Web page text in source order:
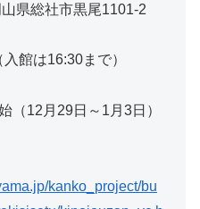
県総社市黒尾1101-2
館は16:30まで）
（12月29日～1月3日）
kanko_project/bu